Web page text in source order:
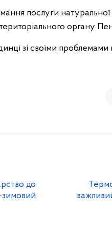
послуги
органу
зі своїми проблемами
до
зимовий